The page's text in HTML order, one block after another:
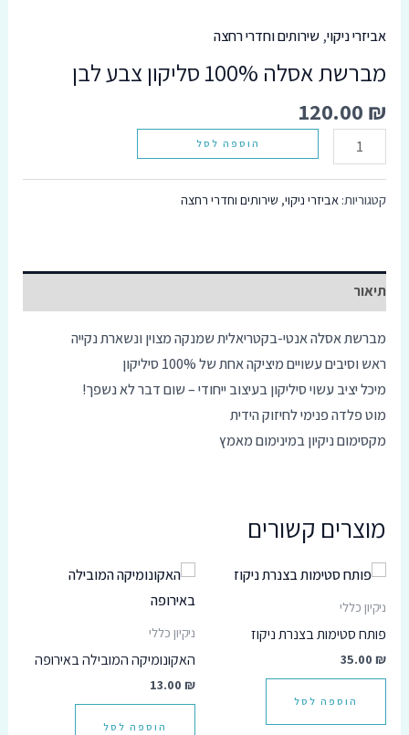
אפס
את
האפשרויות
cached
אביזרי ניקוי, שירותים וחדרי רחצה
מברשת אסלה 100% סליקון צבע לבן
120.00 ₪
הוספה לסל
קטגוריות: אביזרי ניקוי, שירותים וחדרי רחצה
תיאור
מברשת אסלה אנטי-בקטריאלית שמנקה מצוין ונשארת נקייה
ראש וסיבים עשויים מיציקה אחת של 100% סיליקון
מיכל יציב עשוי סיליקון בעיצוב ייחודי – שום דבר לא נשפך!
מוט פלדה פנימי לחיזוק הידית
מקסימום ניקיון במינימום מאמץ
מוצרים קשורים
ניקיון כללי
פותח סטימות בצנרת ניקוז
35.00₪
הוספה לסל
ניקיון כללי
האקונומיקה המובילה באירופה
13.00 ₪
הוספה לסל